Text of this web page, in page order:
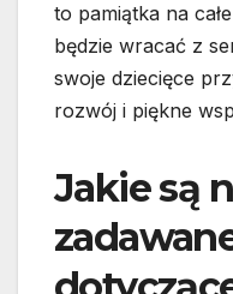
to pamiątka na
będzie wracać z
swoje dziecięce
rozwój i piękne
Jakie są